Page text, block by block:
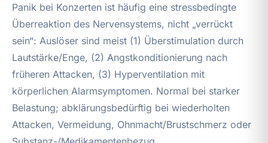
Panik bei Konzerten ist häufig eine stressbedingte
Überreaktion des Nervensystems, nicht „verrückt
sein“: Auslöser sind meist (1) Überstimulation durch
Lautstärke/Enge, (2) Angstkonditionierung nach
früheren Attacken, (3) Hyperventilation mit
körperlichen Alarmsymptomen. Normal bei starker
Belastung; abklärungsbedürftig bei wiederholten
Attacken, Vermeidung, Ohnmacht/Brustschmerz oder